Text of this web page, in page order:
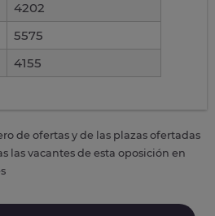
4202
5575
4155
de ofertas y de las plazas ofertadas
las vacantes de esta oposición en